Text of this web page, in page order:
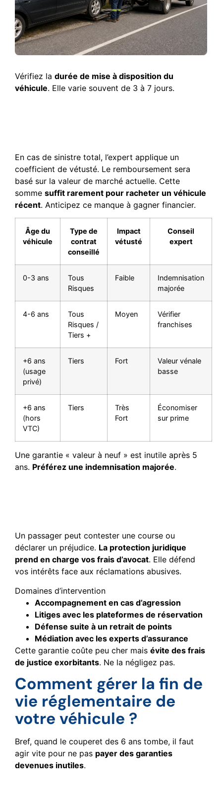
Vérifiez la durée de mise à disposition du
véhicule. Elle varie souvent de 3 à 7 jours.
En cas de sinistre total, l’expert applique un
coefficient de vétusté. Le remboursement sera
basé sur la valeur de marché actuelle. Cette
somme suffit rarement pour racheter un véhicule
récent. Anticipez ce manque à gagner financier.
Âge du
véhicule
Type de
contrat
conseillé
Impact
vétusté
Conseil
expert
0-3 ans
Tous
Risques
Faible
Indemnisation
majorée
4-6 ans
Tous
Risques /
Tiers +
Moyen
Vérifier
franchises
+6 ans
(usage
privé)
Tiers Fort
Valeur vénale
basse
+6 ans
(hors
VTC)
Tiers
Très
Fort
Économiser
sur prime
Une garantie « valeur à neuf » est inutile après 5
ans. Préférez une indemnisation majorée.
Un passager peut contester une course ou
déclarer un préjudice. La protection juridique
prend en charge vos frais d’avocat. Elle défend
vos intérêts face aux réclamations abusives.
Domaines d’intervention
Accompagnement en cas d’agression
Litiges avec les plateformes de réservation
Défense suite à un retrait de points
Médiation avec les experts d’assurance
Cette garantie coûte peu cher mais évite des frais
de justice exorbitants. Ne la négligez pas.
Comment gérer la fin de
vie réglementaire de
votre véhicule ?
Bref, quand le couperet des 6 ans tombe, il faut
agir vite pour ne pas payer des garanties
devenues inutiles.